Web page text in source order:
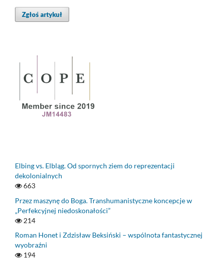
Zgłoś artykuł
Elbing vs. Elbląg. Od spornych ziem do reprezentacji
dekolonialnych
663
Przez maszynę do Boga. Transhumanistyczne koncepcje w
„Perfekcyjnej niedoskonałości”
214
Roman Honet i Zdzisław Beksiński – wspólnota fantastycznej
wyobraźni
194